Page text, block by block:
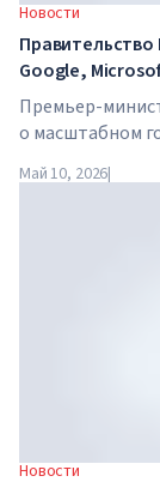
Новости
Google,
навыкам
Премьер-
о масштабном
Amazon и
Май 10, 2026|
Новости